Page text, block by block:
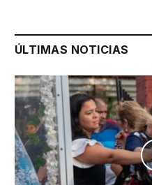
ÚLTIMAS NOTICIAS